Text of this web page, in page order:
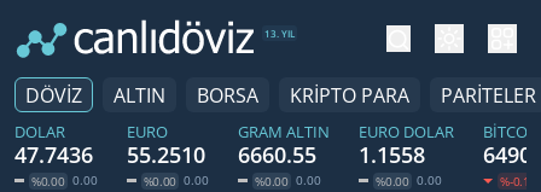
13. YIL
DÖVİZ ALTIN BORSA KRİPTO PARA PARİTELER
DOLAR
47.7436
%0.00 0.00
EURO
55.2510
%0.00 0.00
GRAM ALTIN
6660.55
%0.00 0.00
EURO DOLAR
1.1558
%0.00 0.00 %-0.19